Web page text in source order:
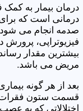
درمان بیمار به
درمانی است که برای
صدمه انجام می
فیزیوتراپی، پرورش
بیشترین مقدار
مریض می باشد.
بعد از هر گونه
قسمت ستون فقرات
اختلالاتی که به